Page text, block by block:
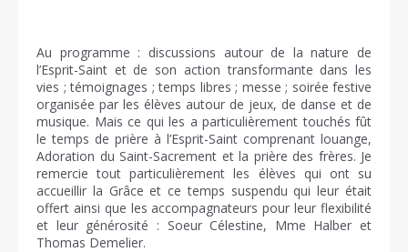
Au programme : discussions autour de la nature de
l’Esprit-Saint et de son action transformante dans les
vies ; témoignages ; temps libres ; messe ; soirée festive
organisée par les élèves autour de jeux, de danse et de
musique. Mais ce qui les a particulièrement touchés fût
le temps de prière à l’Esprit-Saint comprenant louange,
Adoration du Saint-Sacrement et la prière des frères. Je
remercie tout particulièrement les élèves qui ont su
accueillir la Grâce et ce temps suspendu qui leur était
offert ainsi que les accompagnateurs pour leur flexibilité
et leur générosité : Soeur Célestine, Mme Halber et
Thomas Demelier.